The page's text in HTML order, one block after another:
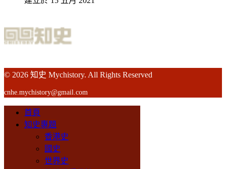
© 2026 知史 Mychistory. All Rights Reserved
cnhe.mychistory@gmail.com
首頁
知史專題
香港史
國史
世界史